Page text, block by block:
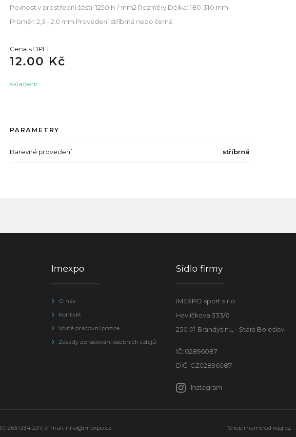
Pevnost v prostřední části: 1250 N / mm2 Rozměry Délka: 180-310 mm
Průměr: 2,3 - 2,0 mm Provedení stříbrná nebo černá
Cena s DPH
12.00 Kč
skladem
PARAMETRY
Barevné provedení stříbrná
Imexpo
O nás
Kontakt
Volné pracovní pozice
Zásady zpracování osobních údajů
Sídlo firmy
IMEXPO sport s.r.o.
Havlíčkova 333/6
250 01 Brandýs n.L - Stará Boleslav
IČ: 02896087
DIČ: CZ02896087
Instagram
266 034 237, e-mail: info@imexpo.cz Shop máme od wpj.cz